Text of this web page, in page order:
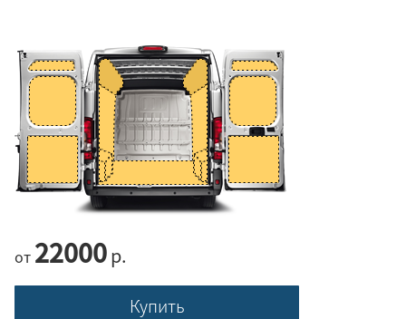
от 22000р.
Купить